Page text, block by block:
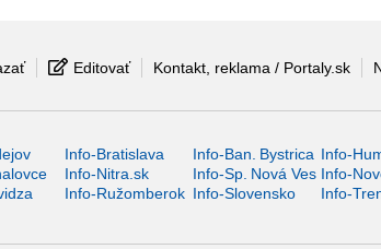
Editovať Kontakt, reklama / Portaly.sk
Info-Bratislava Info-Ban. Bystrica Info-
Info-Nitra.sk Info-Sp. Nová Ves Info-
Info-Ružomberok Info-Slovensko Info-